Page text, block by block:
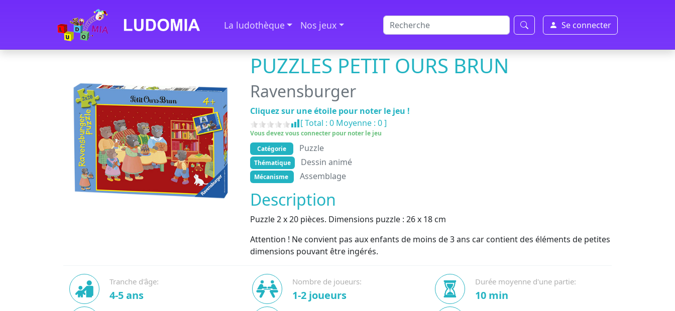
La ludothèque Nos jeux Se connecter
PUZZLES PETIT OURS BRUN
Ravensburger
Cliquez sur une étoile pour noter le jeu !
[ Total : 0 Moyenne : 0]
Vous devez vous connecter pour noter le jeu
Catégorie
Puzzle
Thématique Dessin animé
Mécanisme Assemblage
Description
Puzzle 2 x 20 pièces. Dimensions puzzle : 26 x 18 cm
Attention ! Ne convient pas aux enfants de moins de 3 ans car contient des éléments de petites
dimensions pouvant être ingérés.
Tranche d'âge:
4-5 ans
Nombre de joueurs:
1-2 joueurs
Durée moyenne d'une partie:
10 min